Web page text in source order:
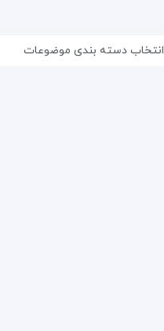
انتخاب دسته بندی موضوعات